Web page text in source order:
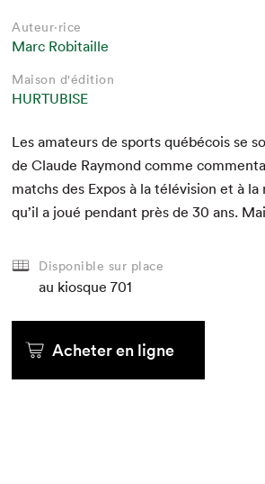
Auteur·rice
Marc Robitaille
Maison d'édition
HURTUBISE
Les ama­teurs de sports québé­cois se
de Claude Ray­mond comme
matchs des Expos à la télévi­sion et à
qu’il a joué pen­dant près de30 ans.
Disponible sur place
au kiosque 701
Acheter en ligne